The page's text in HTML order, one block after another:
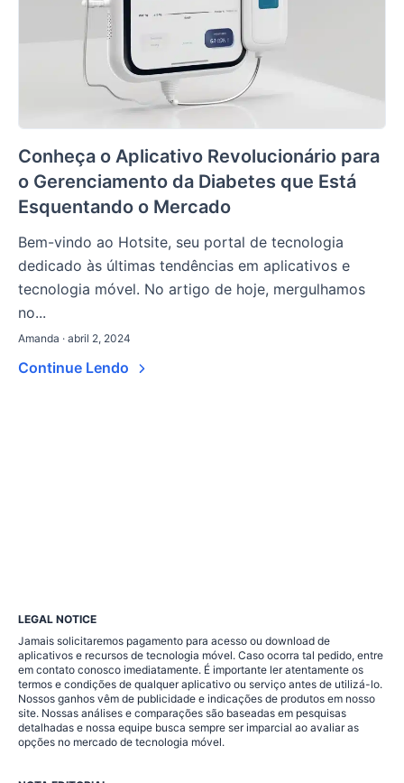
Conheça o Aplicativo Revolucionário para
o Gerenciamento da Diabetes que Está
Esquentando o Mercado
Bem-vindo ao Hotsite, seu portal de tecnologia
dedicado às últimas tendências em aplicativos e
tecnologia móvel. No artigo de hoje, mergulhamos
no...
Amanda · abril 2, 2024
Continue Lendo
LEGAL NOTICE
Jamais solicitaremos pagamento para acesso ou download de
aplicativos e recursos de tecnologia móvel. Caso ocorra tal pedido, entre
em contato conosco imediatamente. É importante ler atentamente os
termos e condições de qualquer aplicativo ou serviço antes de utilizá-lo.
Nossos ganhos vêm de publicidade e indicações de produtos em nosso
site. Nossas análises e comparações são baseadas em pesquisas
detalhadas e nossa equipe busca sempre ser imparcial ao avaliar as
opções no mercado de tecnologia móvel.